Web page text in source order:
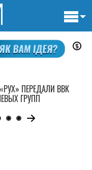
ПЕРЕДАЛИ ВВК
ГРУПП